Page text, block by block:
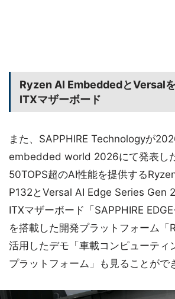
Ryzen AI EmbeddedとVersal
ITXマザーボード
また、SAPPHIRE Technologyが
embedded world 2026にて発表し
50TOPS超のAI性能を提供する
P132とVersal AI Edge Series Gen
ITXマザーボード「SAPPHIRE
を搭載した開発プラットフォーム「
活用したデモ「車載コンピューティ
プラットフォーム」も見ることがで